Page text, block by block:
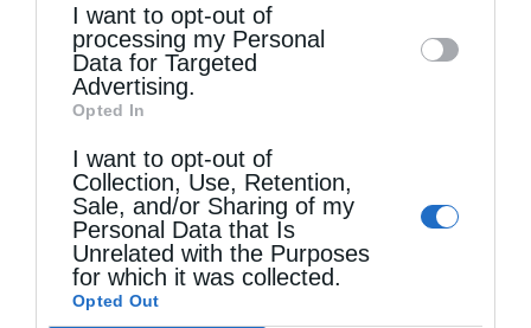
disclose it to other third parties.
I want to opt-out of
processing my Personal
Data for Targeted
Advertising.
Opted In
I want to opt-out of
Collection, Use, Retention,
Sale, and/or Sharing of my
Personal Data that Is
Unrelated with the Purposes
for which it was collected.
Opted Out
Η “Κιβωτός της Ορθοδοξίας” σε όλα τα περίπτερα